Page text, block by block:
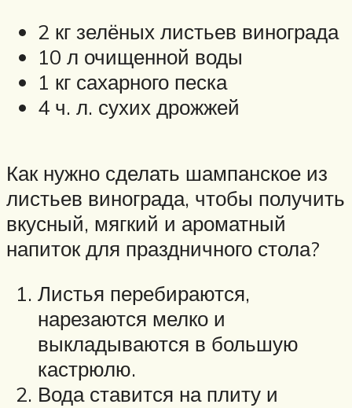
2 кг зелёных листьев винограда
10 л очищенной воды
1 кг сахарного песка
4 ч. л. сухих дрожжей
Как нужно сделать шампанское из
листьев винограда, чтобы получить
вкусный, мягкий и ароматный
напиток для праздничного стола?
Листья перебираются,
нарезаются мелко и
выкладываются в большую
кастрюлю.
Вода ставится на плиту и